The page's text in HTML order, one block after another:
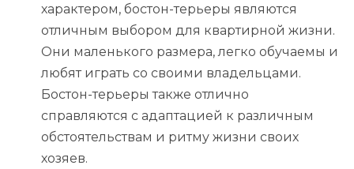
характером, бостон-терьеры являются
отличным выбором для квартирной жизни.
Они маленького размера, легко обучаемы и
любят играть со своими владельцами.
Бостон-терьеры также отлично
справляются с адаптацией к различным
обстоятельствам и ритму жизни своих
хозяев.